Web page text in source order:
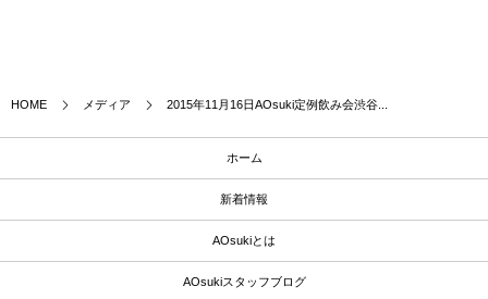
HOME メディア 2015年11月16日AOsuki定例飲み会渋谷...
ホーム
新着情報
AOsukiとは
AOsukiスタッフブログ